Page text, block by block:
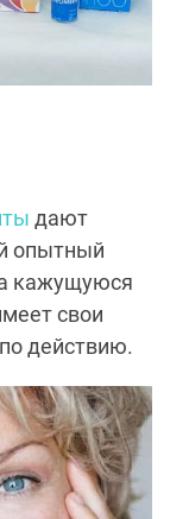
дают
опытный
кажущуюся
свои
действию.